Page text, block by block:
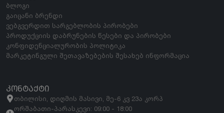
ბლოგი
გაიცანი ბრენდი
ვებგვერდით სარგებლობის პირობები
პროდუქციის დაბრუნების წესები და პირობები
კონფიდენციალურობის პოლიტიკა
მარკეტინგული შეთავაზებების შესახებ ინფორმაცია
ᲙᲝᲜᲢᲐᲥᲢᲘ
თბილისი, დიღმის მასივი, მე-6 კვ 23ა კორპ
ორშაბათი-პარასკევი: 09:00 - 18:00